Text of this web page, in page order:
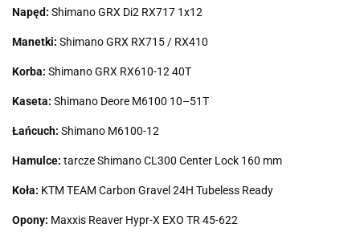
Napęd: Shimano GRX Di2 RX717 1x12
Manetki: Shimano GRX RX715 / RX410
Korba: Shimano GRX RX610-12 40T
Kaseta: Shimano Deore M6100 10–51T
Łańcuch: Shimano M6100-12
Hamulce: tarcze Shimano CL300 Center Lock 160 mm
Koła: KTM TEAM Carbon Gravel 24H Tubeless Ready
Opony: Maxxis Reaver Hypr-X EXO TR 45-622